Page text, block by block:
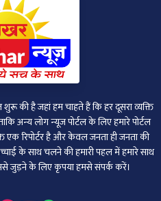
की है जहां हम चाहते हैं कि हर दूसरा व्‍यक्ति
अन्‍य लोग न्‍यूज पोर्टल के लिए हमारे पोर्टल
रिपोर्टर है और केवल जनता ही जनता की
के साथ चलने की हमारी पहल में हमारे साथ
जुड़ने के लिए कृपया हमसे संपर्क करें।